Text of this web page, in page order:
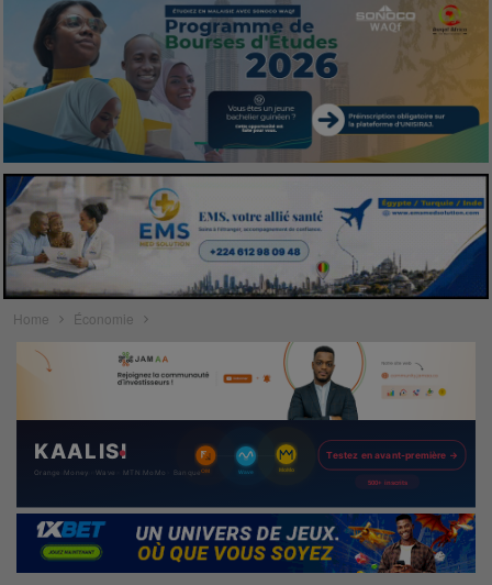
Home Économie